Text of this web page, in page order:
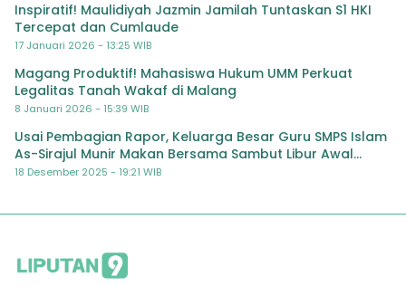
Inspiratif! Maulidiyah Jazmin Jamilah Tuntaskan S1 HKI
Tercepat dan Cumlaude
17 Januari 2026 - 13:25 WIB
Magang Produktif! Mahasiswa Hukum UMM Perkuat
Legalitas Tanah Wakaf di Malang
8 Januari 2026 - 15:39 WIB
Usai Pembagian Rapor, Keluarga Besar Guru SMPS Islam
As-Sirajul Munir Makan Bersama Sambut Libur Awal
Semester
18 Desember 2025 - 19:21 WIB